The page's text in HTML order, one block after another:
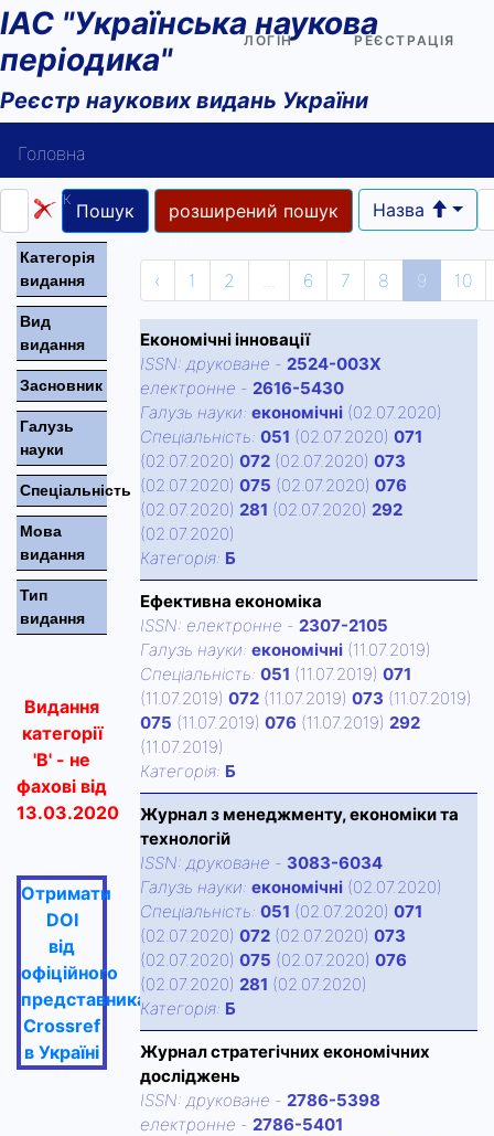
ІАС "Українська наукова
періодика"
Реєстр наукових видань України
ЛОГІН РЕЄСТРАЦІЯ
Головна
Пошук
Довідка користувача
Контакти
Пошук розширений пошук Назва
Категорiя
видання
Вид
видання
Засновник
Галузь
науки
Спецiальнiсть
Мова
видання
Тип
видання
Видання
категорії
'В' - не
фахові від
13.03.2020
Отримати
DOI
від
офіційного
представника
Crossref
в Україні
‹ 1 2 6 7 8 9 10
Економічні інновації
ISSN: друковане - 2524-003X
електронне - 2616-5430
Галузь науки: економічні (02.07.2020)
Спецiальнiсть: 051 (02.07.2020) 071
(02.07.2020) 072 (02.07.2020) 073
(02.07.2020) 075 (02.07.2020) 076
(02.07.2020) 281 (02.07.2020) 292
(02.07.2020)
Категорiя: Б
Ефективна економіка
ISSN: електронне - 2307-2105
Галузь науки: економічні (11.07.2019)
Спецiальнiсть: 051 (11.07.2019) 071
(11.07.2019) 072 (11.07.2019) 073 (11.07.2019)
075 (11.07.2019) 076 (11.07.2019) 292
(11.07.2019)
Категорiя: Б
Журнал з менеджменту, економіки та
технологій
ISSN: друковане - 3083-6034
Галузь науки: економічні (02.07.2020)
Спецiальнiсть: 051 (02.07.2020) 071
(02.07.2020) 072 (02.07.2020) 073
(02.07.2020) 075 (02.07.2020) 076
(02.07.2020) 281 (02.07.2020)
Категорiя: Б
Журнал стратегічних економічних
досліджень
ISSN: друковане - 2786-5398
електронне - 2786-5401